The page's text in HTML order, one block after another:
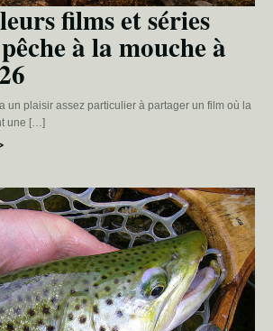
films et séries
à la mouche à
un plaisir assez particulier à partager un film où la
une […]